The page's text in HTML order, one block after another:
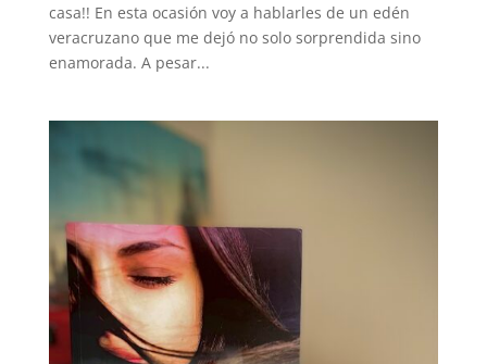
casa!! En esta ocasión voy a hablarles de un edén
veracruzano que me dejó no solo sorprendida sino
enamorada. A pesar...